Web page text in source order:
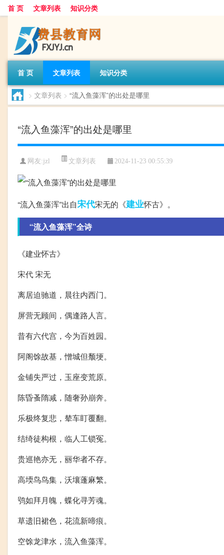
首 页 文章列表 知识分类
首 页 文章列表 知识分类
> 文章列表 > “流入鱼藻浑”的出处是哪里
“流入鱼藻浑”的出处是哪里
网友:jzl 文章列表 2024-11-23 00:55:39
“流入鱼藻浑”出自宋代宋无的《建业怀古》。
“流入鱼藻浑”全诗
《建业怀古》
宋代 宋无
离居迫驰道，晨往内西门。
屏营无顾间，偶逢路人言。
昔有六代宫，今为百姓园。
阿阁馀故基，憎城但颓埂。
金铺失严过，玉座变荒原。
陈昏蚤隋减，随奢孙崩奔。
乐极终复悲，辇车盯覆翻。
结绮徒构根，临人工锁冤。
贵巡艳亦无，丽华者不存。
高堧鸟鸟集，沃壤蓬麻繁。
鸮如拜月魄，蝶化寻芳魂。
草遗旧裙色，花流新啼痕。
空馀龙津水，流入鱼藻浑。